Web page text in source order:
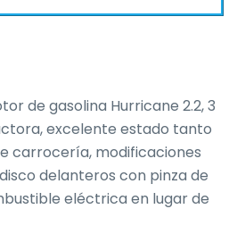
de gasolina Hurricane 2.2, 3
excelente estado tanto
carrocería, modificaciones
delanteros con pinza de
eléctrica en lugar de